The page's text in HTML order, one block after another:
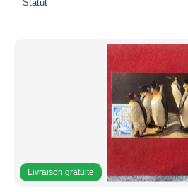
Statut
Livraison gratuite